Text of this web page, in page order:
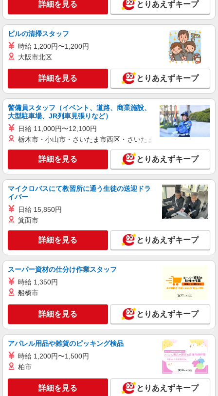
詳細を見る とりあえずキープ
ビルの清掃スタッフ
時給 1,200円〜1,200円
大阪市北区
詳細を見る とりあえずキープ
警備員スタッフ（イベント、道路、商業施設、
大型駐車場、JR列車見張りなど）
日給 11,000円〜12,100円
栃木市・小山市・さいたま市西区・さいたま市岩槻区・久喜市・
詳細を見る とりあえずキープ
マイクロバスにて教習所に通う生徒の送迎ドラ
イバー
日給 15,850円
箕面市
詳細を見る とりあえずキープ
スーパー資材の仕分け作業スタッフ
時給 1,350円
船橋市
詳細を見る とりあえずキープ
アパレル用品や雑貨のピッキング検品
時給 1,200円〜1,500円
柏市
詳細を見る とりあえずキープ